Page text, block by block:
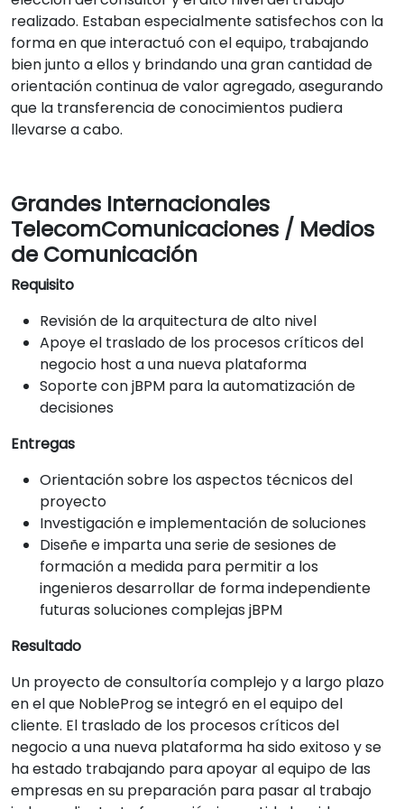
realizado. Estaban especialmente satisfechos con la
forma en que interactuó con el equipo, trabajando
bien junto a ellos y brindando una gran cantidad de
orientación continua de valor agregado, asegurando
que la transferencia de conocimientos pudiera
llevarse a cabo.
Grandes Internacionales
TelecomComunicaciones / Medios
de Comunicación
Requisito
Revisión de la arquitectura de alto nivel
Apoye el traslado de los procesos críticos del
negocio host a una nueva plataforma
Soporte con jBPM para la automatización de
decisiones
Entregas
Orientación sobre los aspectos técnicos del
proyecto
Investigación e implementación de soluciones
Diseñe e imparta una serie de sesiones de
formación a medida para permitir a los
ingenieros desarrollar de forma independiente
futuras soluciones complejas jBPM
Resultado
Un proyecto de consultoría complejo y a largo plazo
en el que NobleProg se integró en el equipo del
cliente. El traslado de los procesos críticos del
negocio a una nueva plataforma ha sido exitoso y se
ha estado trabajando para apoyar al equipo de las
empresas en su preparación para pasar al trabajo